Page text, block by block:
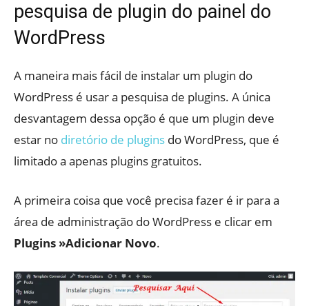
pesquisa de plugin do painel do
WordPress
A maneira mais fácil de instalar um plugin do
WordPress é usar a pesquisa de plugins. A única
desvantagem dessa opção é que um plugin deve
estar no diretório de plugins do WordPress, que é
limitado a apenas plugins gratuitos.
A primeira coisa que você precisa fazer é ir para a
área de administração do WordPress e clicar em
Plugins »Adicionar Novo.